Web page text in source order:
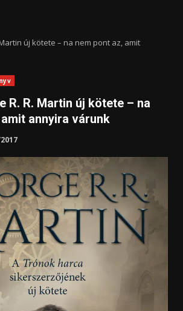
új kötete – na nem pont az, amit
R. R. Martin új kötete – na
annyira várunk